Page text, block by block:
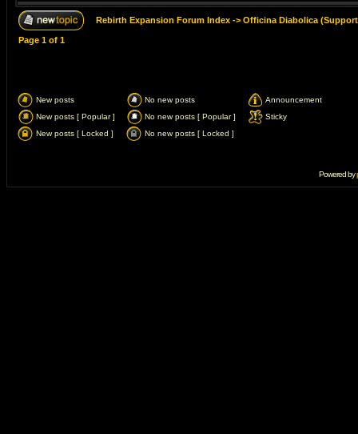
Rebirth Expansion Forum Index -> Officina Diabolica
Page 1 of 1
New posts No new posts
Announcement
New posts [ Popular ]
No new posts [ Popular ]
Sticky
New posts [ Locked ]
No new posts [ Locked ]
Powered by